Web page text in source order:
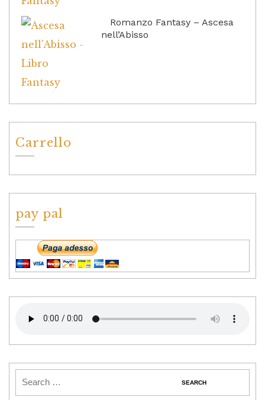
Romanzo Fantasy – Ascesa
nell’Abisso
Carrello
pay pal